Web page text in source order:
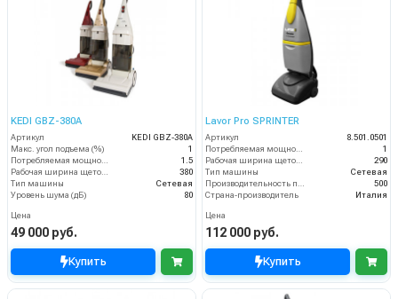
KEDI GBZ-380A
Артикул
KEDI GBZ-380A
Макс. угол подъема (%)
1
1.5
380
Тип машины
Сетевая
Уровень шума (дБ)
80
Цена
49 000 руб.
Купить
Lavor Pro SPRINTER
Артикул
8.501.0501
1
290
Тип машины
Сетевая
500
Страна-производитель
Италия
Цена
112 000 руб.
Купить